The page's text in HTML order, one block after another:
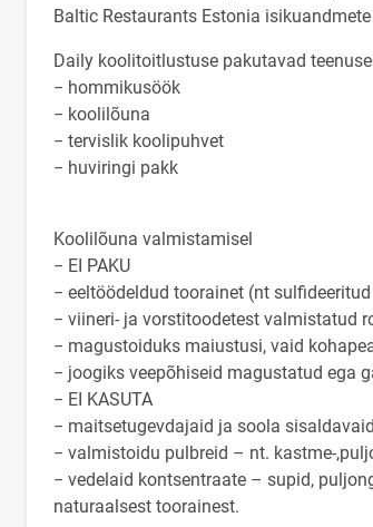
Baltic Restaurants Estonia
Daily koolitoitlustuse pakutavad
− hommikusöök
− koolilõuna
− tervislik koolipuhvet
− huviringi pakk
Koolilõuna valmistamisel
− EI PAKU
− eeltöödeldud toorainet (nt
− viineri- ja vorstitoodetest valmistatud
− magustoiduks maiustusi, vaid
− joogiks veepõhiseid magustatud ega
− EI KASUTA
− maitsetugevdajaid ja soola
− valmistoidu pulbreid – nt. kastme-
− vedelaid kontsentraate – supid,
naturaalsest toorainest.